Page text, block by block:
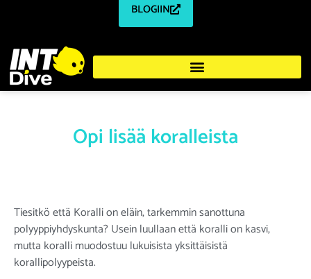
BLOGIIN
Opi lisää koralleista
Tiesitkö että Koralli on eläin, tarkemmin sanottuna
polyyppiyhdyskunta? Usein luullaan että koralli on kasvi,
mutta koralli muodostuu lukuisista yksittäisistä
korallipolyypeista.